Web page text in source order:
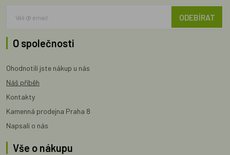
ODEBÍRAT
O společnosti
Ohodnotili jste nákup u nás
Náš příběh
Kontakty
Kamenná prodejna Praha 8
Napsali o nás
Vše o nákupu